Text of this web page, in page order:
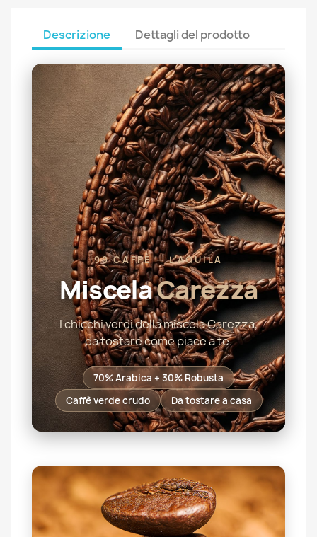
Descrizione Dettagli del prodotto
99 CAFFÈ — L'AQUILA
MiscelaCarezza
I chicchi verdi della miscela Carezza,
da tostare come piace a te.
70% Arabica + 30% Robusta
Caffè verde crudo
Da tostare a casa